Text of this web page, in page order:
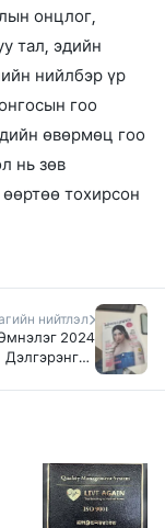
онцлог,
тал, эдийн
нийлбэр үр
гоо
өвөрмөц гоо
нь зөв
тохирсон
нийтлэл
2024
Дэлгэрэнгүй
Тайлан